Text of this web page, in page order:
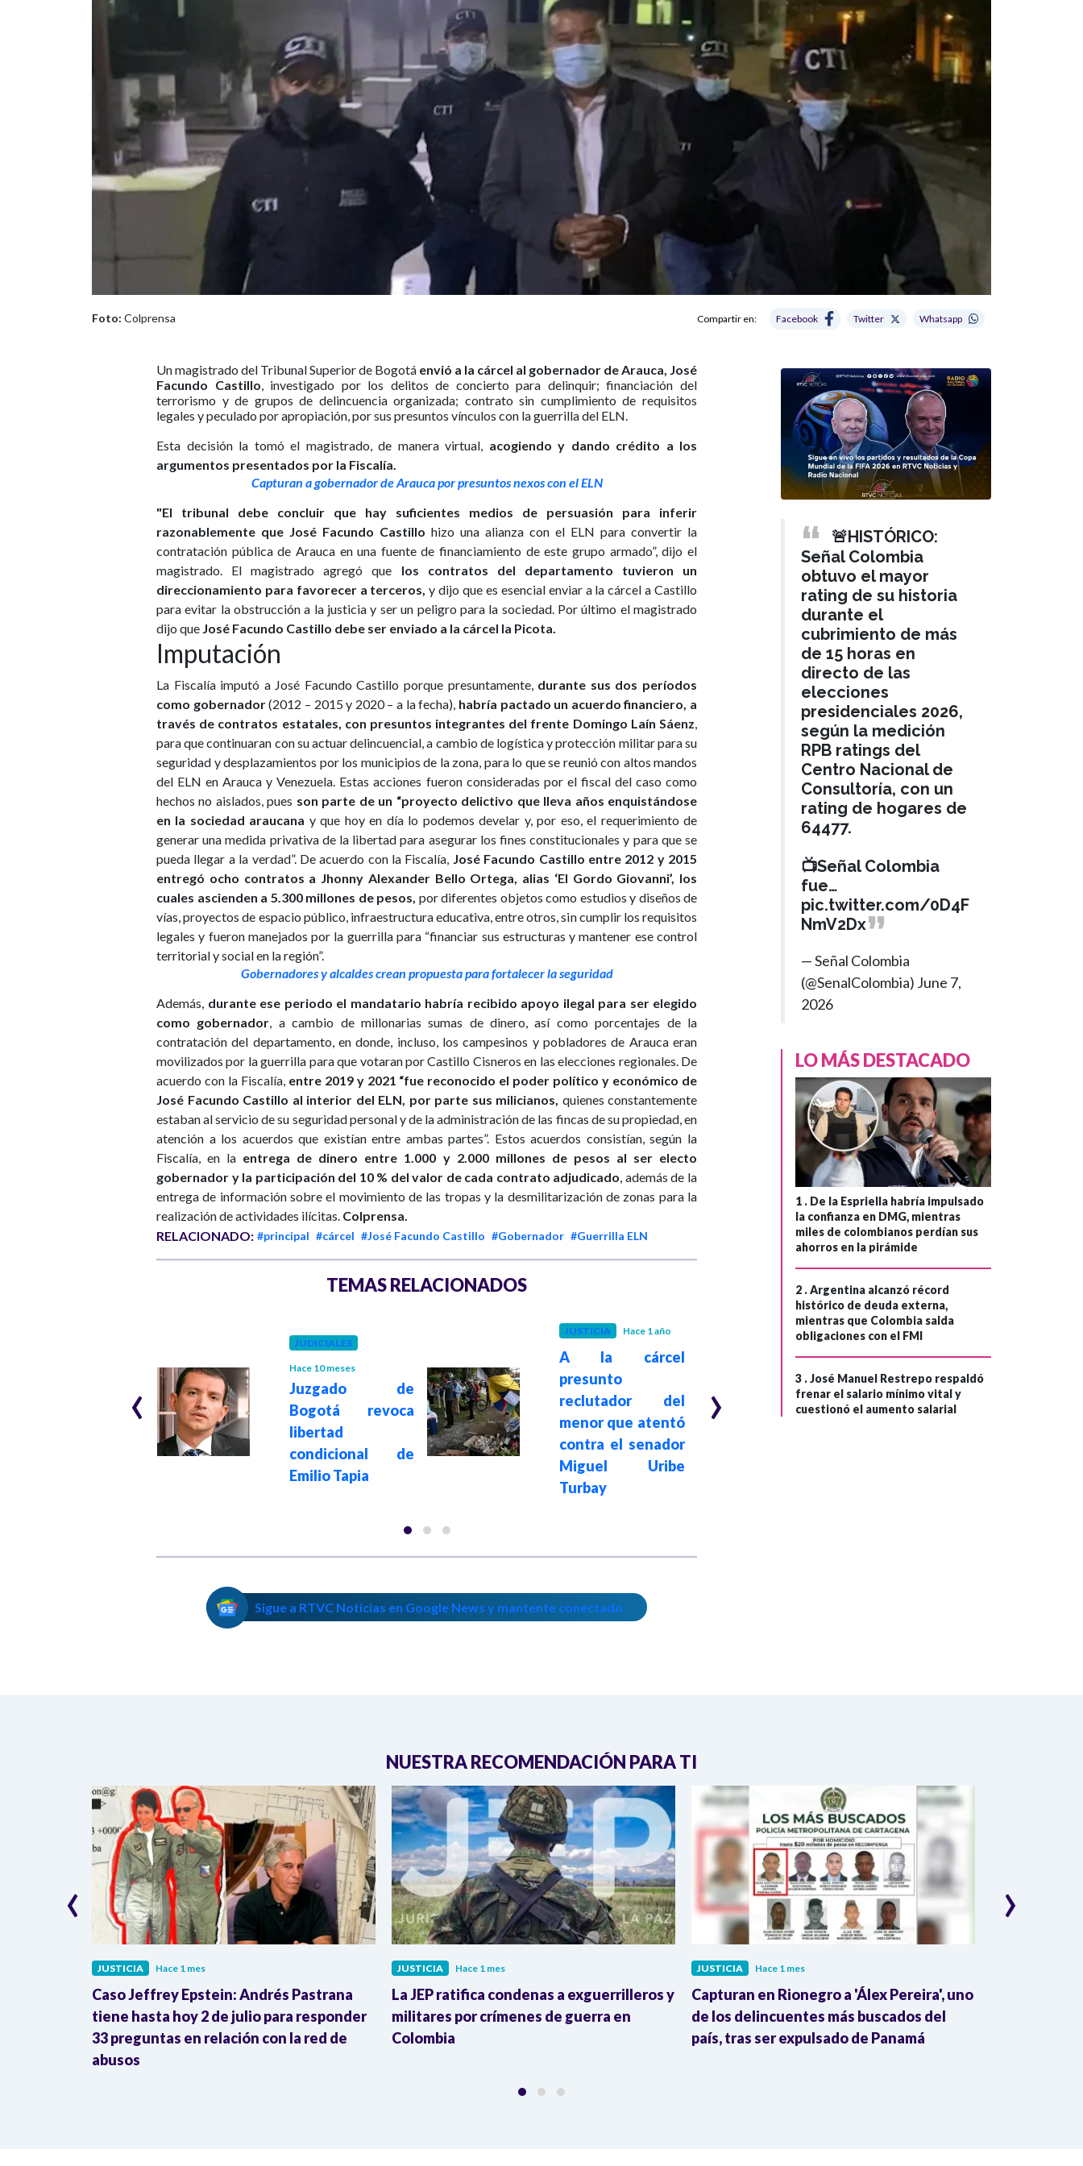
Foto: Colprensa Compartir en: Facebook Twitter Whatsapp
Un magistrado del Tribunal Superior de Bogotá envió a la cárcel al gobernador de Arauca, José
Facundo Castillo, investigado por los delitos de concierto para delinquir; financiación del
terrorismo y de grupos de delincuencia organizada; contrato sin cumplimiento de requisitos
legales y peculado por apropiación, por sus presuntos vínculos con la guerrilla del ELN.
Esta decisión la tomó el magistrado, de manera virtual, acogiendo y dando crédito a los
argumentos presentados por la Fiscalía.
Capturan a gobernador de Arauca por presuntos nexos con el ELN
"El tribunal debe concluir que hay suficientes medios de persuasión para inferir
razonablemente que José Facundo Castillo hizo una alianza con el ELN para convertir la
contratación pública de Arauca en una fuente de financiamiento de este grupo armado”, dijo el
magistrado. El magistrado agregó que los contratos del departamento tuvieron un
direccionamiento para favorecer a terceros, y dijo que es esencial enviar a la cárcel a Castillo
para evitar la obstrucción a la justicia y ser un peligro para la sociedad. Por último el magistrado
dijo que José Facundo Castillo debe ser enviado a la cárcel la Picota.
Imputación
La Fiscalía imputó a José Facundo Castillo porque presuntamente, durante sus dos períodos
como gobernador(2012 – 2015 y 2020 – a la fecha), habría pactado un acuerdo financiero, a
través de contratos estatales, con presuntos integrantes del frente Domingo Laín Sáenz,
para que continuaran con su actuar delincuencial, a cambio de logística y protección militar para su
seguridad y desplazamientos por los municipios de la zona, para lo que se reunió con altos mandos
del ELN en Arauca y Venezuela. Estas acciones fueron consideradas por el fiscal del caso como
hechos no aislados, pues son parte de un “proyecto delictivo que lleva años enquistándose
en la sociedad araucana y que hoy en día lo podemos develar y, por eso, el requerimiento de
generar una medida privativa de la libertad para asegurar los fines constitucionales y para que se
pueda llegar a la verdad”. De acuerdo con la Fiscalía, José Facundo Castillo entre 2012 y 2015
entregó ocho contratos a Jhonny Alexander Bello Ortega, alias ‘El Gordo Giovanni’, los
cuales ascienden a 5.300 millones de pesos, por diferentes objetos como estudios y diseños de
vías, proyectos de espacio público, infraestructura educativa, entre otros, sin cumplir los requisitos
legales y fueron manejados por la guerrilla para “financiar sus estructuras y mantener ese control
territorial y social en la región”.
Gobernadores y alcaldes crean propuesta para fortalecer la seguridad
Además, durante ese periodo el mandatario habría recibido apoyo ilegal para ser elegido
como gobernador, a cambio de millonarias sumas de dinero, así como porcentajes de la
contratación del departamento, en donde, incluso, los campesinos y pobladores de Arauca eran
movilizados por la guerrilla para que votaran por Castillo Cisneros en las elecciones regionales. De
acuerdo con la Fiscalía, entre 2019 y 2021 “fue reconocido el poder político y económico de
José Facundo Castillo al interior del ELN, por parte sus milicianos, quienes constantemente
estaban al servicio de su seguridad personal y de la administración de las fincas de su propiedad, en
atención a los acuerdos que existían entre ambas partes”. Estos acuerdos consistían, según la
Fiscalía, en la entrega de dinero entre 1.000 y 2.000 millones de pesos al ser electo
gobernador y la participación del 10 % del valor de cada contrato adjudicado, además de la
entrega de información sobre el movimiento de las tropas y la desmilitarización de zonas para la
realización de actividades ilícitas. Colprensa.
RELACIONADO: #principal #cárcel #José Facundo Castillo #Gobernador #Guerrilla ELN
TEMAS RELACIONADOS
debatir reformas
JUDICIALES
Hace 10 meses
Juzgado de
Bogotá revoca
libertad
condicional de
Emilio Tapia
JUSTICIA Hace 1 año
A la cárcel
presunto
reclutador del
menor que atentó
contra el senador
Miguel Uribe
Turbay
POLÍTICA Hace 1 año
Presidente Petro
decisión del
Consejo de
‹ ›
Sigue a RTVC Noticias en Google News y mantente conectado
🚨HISTÓRICO:
Señal Colombia
obtuvo el mayor
rating de su historia
durante el
cubrimiento de más
de 15 horas en
directo de las
elecciones
presidenciales 2026,
según la medición
RPB ratings del
Centro Nacional de
Consultoría, con un
rating de hogares de
64477.
📺Señal Colombia
fue…
pic.twitter.com/0D4F
NmV2Dx
— Señal Colombia
(@SenalColombia) June 7,
2026
LO MÁS DESTACADO
1 . De la Espriella habría impulsado
la confianza en DMG, mientras
miles de colombianos perdían sus
ahorros en la pirámide
2 .Argentina alcanzó récord
histórico de deuda externa,
mientras que Colombia salda
obligaciones con el FMI
3 .José Manuel Restrepo respaldó
frenar el salario mínimo vital y
cuestionó el aumento salarial
NUESTRA RECOMENDACIÓN PARA TI
JUSTICIA Hace 1 mes
Caso Jeffrey Epstein: Andrés Pastrana
tiene hasta hoy 2 de julio para responder
33 preguntas en relación con la red de
abusos
JUSTICIA Hace 1 mes
La JEP ratifica condenas a exguerrilleros y
militares por crímenes de guerra en
Colombia
JUSTICIA Hace 1 mes
Capturan en Rionegro a 'Álex Pereira', uno
de los delincuentes más buscados del
país, tras ser expulsado de Panamá
‹ ›